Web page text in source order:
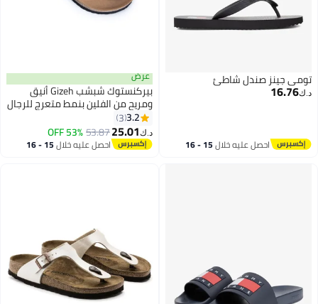
تومي جينز صندل شاطئ
د.ك‏16.76
احصل عليه خلال 15 - 16
اغسطس
17
عرض
بيركنستوك شبشب Gizeh أنيق
ومريح من الفلين بنمط متعرج للرجال
والنساء
3.2
3
د.ك‏25.01
53.87
53% OFF
احصل عليه خلال 15 - 16
اغسطس